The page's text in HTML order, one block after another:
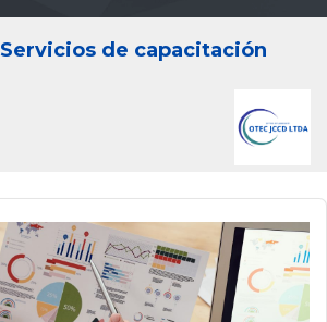
Servicios de capacitación